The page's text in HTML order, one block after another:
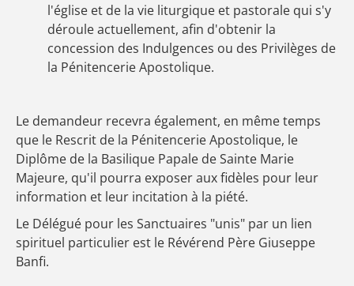
l'église et de la vie liturgique et pastorale qui s'y
déroule actuellement, afin d'obtenir la
concession des Indulgences ou des Privilèges de
la Pénitencerie Apostolique.
Le demandeur recevra également, en même temps
que le Rescrit de la Pénitencerie Apostolique, le
Diplôme de la Basilique Papale de Sainte Marie
Majeure, qu'il pourra exposer aux fidèles pour leur
information et leur incitation à la piété.
Le Délégué pour les Sanctuaires "unis" par un lien
spirituel particulier est le Révérend Père Giuseppe
Banfi.